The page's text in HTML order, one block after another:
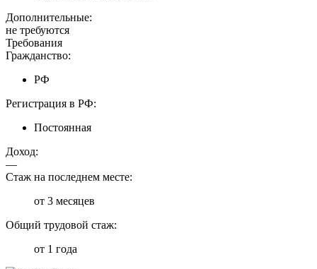
Дополнительные:
не требуются
Требования
Гражданство:
РФ
Регистрация в РФ:
Постоянная
Доход:
—
Стаж на последнем месте:
от 3 месяцев
Общий трудовой стаж:
от 1 года